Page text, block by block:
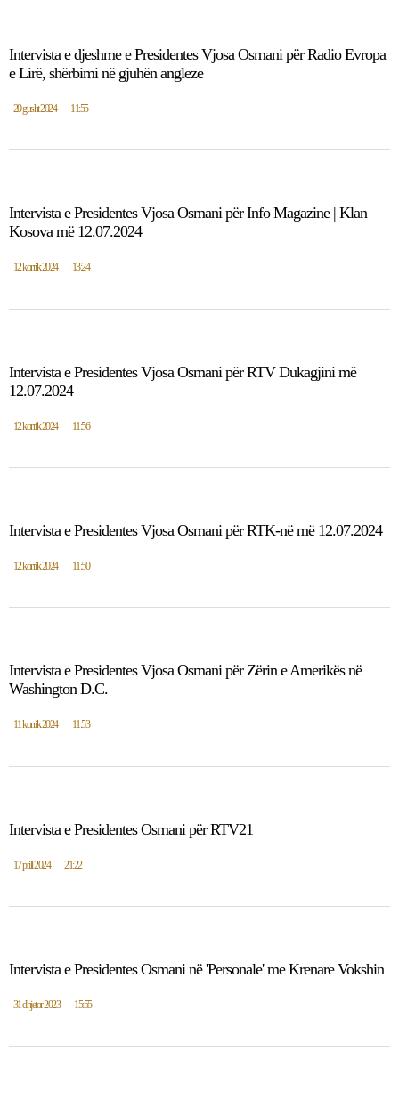
Intervista e djeshme e Presidentes Vjosa Osmani për Radio Evropa
e Lirë, shërbimi në gjuhën angleze
20 gusht 2024 11:55
Intervista e Presidentes Vjosa Osmani për Info Magazine | Klan
Kosova më 12.07.2024
12 korrik 2024 13:24
Intervista e Presidentes Vjosa Osmani për RTV Dukagjini më
12.07.2024
12 korrik 2024 11:56
Intervista e Presidentes Vjosa Osmani për RTK-në më 12.07.2024
12 korrik 2024 11:50
Intervista e Presidentes Vjosa Osmani për Zërin e Amerikës në
Washington D.C.
11 korrik 2024 11:53
Intervista e Presidentes Osmani për RTV21
17 prill 2024 21:22
Intervista e Presidentes Osmani në 'Personale' me Krenare Vokshin
31 dhjetor 2023 15:55